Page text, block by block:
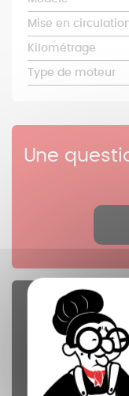
Mise en
Kilométrage
Type de moteur
Une
Pièces